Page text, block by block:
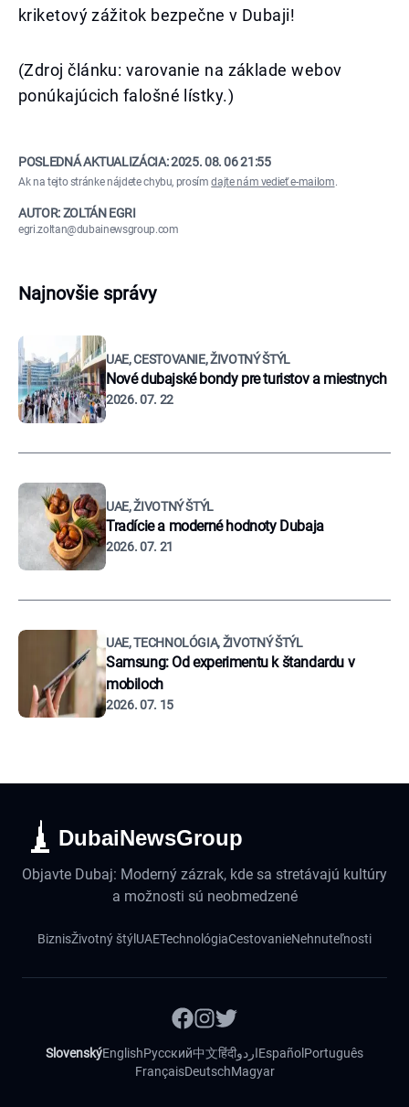
kriketový zážitok bezpečne v Dubaji!
(Zdroj článku: varovanie na základe webov
ponúkajúcich falošné lístky.)
POSLEDNÁ AKTUALIZÁCIA:2025. 08. 06 21:55
Ak na tejto stránke nájdete chybu, prosímdajte nám vedieť e-mailom.
AUTOR: ZOLTÁN EGRI
egri.zoltan@dubainewsgroup.com
Najnovšie správy
UAE, CESTOVANIE, ŽIVOTNÝ ŠTÝL
Nové dubajské bondy pre turistov a miestnych
2026. 07. 22
UAE, ŽIVOTNÝ ŠTÝL
Tradície a moderné hodnoty Dubaja
2026. 07. 21
UAE, TECHNOLÓGIA, ŽIVOTNÝ ŠTÝL
Samsung: Od experimentu k štandardu v
mobiloch
2026. 07. 15
DubaiNewsGroup
Objavte Dubaj: Moderný zázrak, kde sa stretávajú kultúry
a možnosti sú neobmedzené
BiznisŽivotný štýl UAETechnológiaCestovanieNehnuteľnosti
SlovenskýEnglishРусский中文हिंदीاردوEspañol Português
FrançaisDeutschMagyar